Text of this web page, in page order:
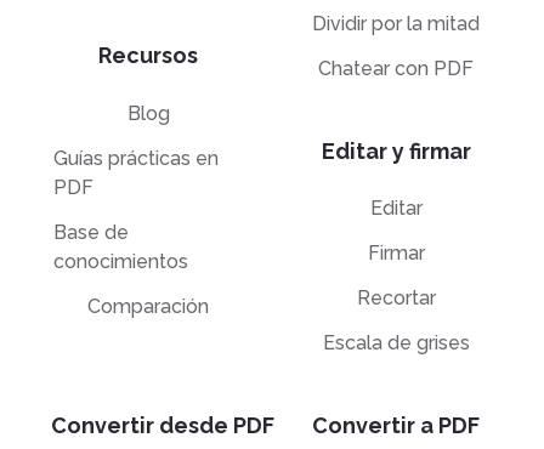
Recursos
Blog
Guías prácticas en
PDF
Base de
conocimientos
Comparación
Dividir por la mitad
Chatear con PDF
Editar y firmar
Editar
Firmar
Recortar
Escala de grises
Convertir desde PDF Convertir a PDF